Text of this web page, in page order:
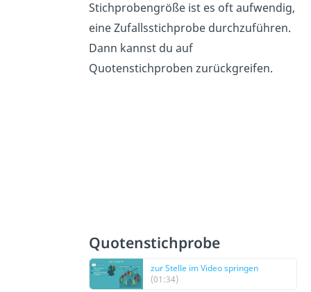
Stichprobengröße ist es oft aufwendig,
eine Zufallsstichprobe durchzuführen.
Dann kannst du auf
Quotenstichproben zurückgreifen.
Quotenstichprobe
zur Stelle im Video springen
(01:34)